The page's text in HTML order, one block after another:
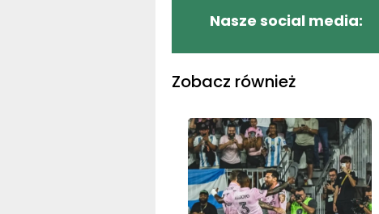
Nasze social media:
Zobacz również